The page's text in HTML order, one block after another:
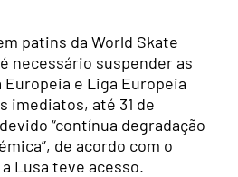
patins da World Skate
necessário suspender as
e Liga Europeia
imediatos, até 31 de
“contínua degradação
de acordo com o
Lusa teve acesso.